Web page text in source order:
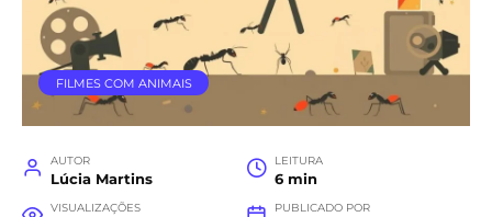
FILMES COM ANIMAIS
AUTOR
Lúcia Martins
LEITURA
6 min
VISUALIZAÇÕES PUBLICADO POR